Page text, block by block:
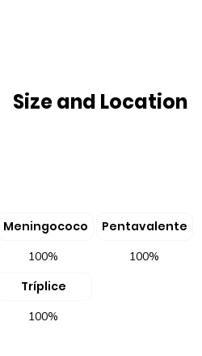
Size and Location
Meningococo Pentavalente
Tríplice
100%
100%
100%